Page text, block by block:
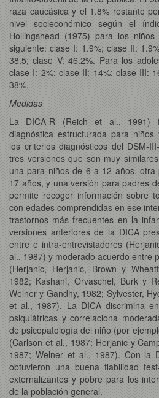
raza caucásica y el 1.8% restante
nivel socieconómico según el
Hollingshead (1975) para los
siguiente: clase I: 1.9%; clase II:
38.5; clase V: 46.2%. Para los
clase I: 2%; clase II: 14%; clase III:
38%.
Medidas
La DICA-R (Reich et al., 1991)
diagnóstica estructurada para
los criterios diagnósticos del DSM-
tres versiones que son muy
una para niños de 6 a 12 años, otra
17 años, y una versión para padres
permite recoger información sobre
con edades comprendidas en ese
trastornos más frecuentes en la
versiones anteriores de la DICA
entre e intra-entrevistadores
al., 1987) y moderado acuerdo entre
(Herjanic, Herjanic, Brown y
1982; Kashani, Orvaschel, Burk y
Welner y Gandhy, 1982; Sylvester,
et al., 1987). La DICA discrimina
psiquiátricas y correlaciona
de psicopatología del niño (por
(Carlson et al., 1987; Herjanic y
1987; Welner et al., 1987). Con la
obtuvieron una buena fiabilidad
externalizantes y pobre para los
de la población general.